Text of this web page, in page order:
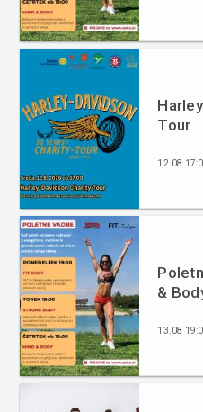
Tour
12.08
&
13.08